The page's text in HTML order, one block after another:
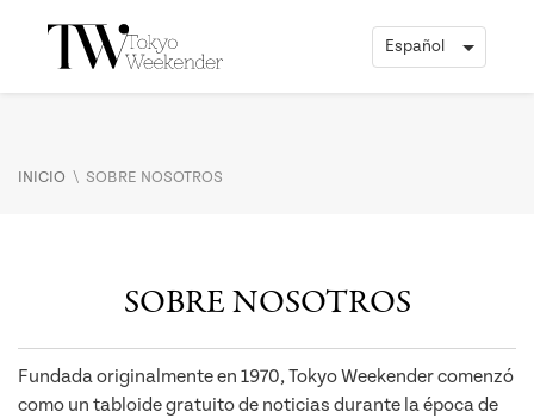
INICIO \ SOBRE NOSOTROS
SOBRE NOSOTROS
Fundada originalmente en 1970, Tokyo Weekender comenzó
como un tabloide gratuito de noticias durante la época de